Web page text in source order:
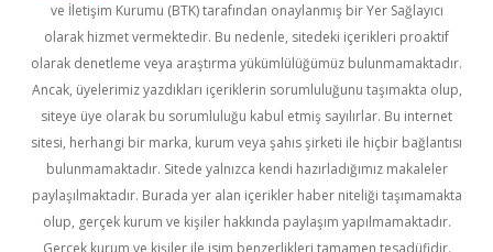
ve İletişim Kurumu (BTK) tarafından onaylanmış bir Yer Sağlayıcı
olarak hizmet vermektedir. Bu nedenle, sitedeki içerikleri proaktif
olarak denetleme veya araştırma yükümlülüğümüz bulunmamaktadır.
Ancak, üyelerimiz yazdıkları içeriklerin sorumluluğunu taşımakta olup,
siteye üye olarak bu sorumluluğu kabul etmiş sayılırlar. Bu internet
sitesi, herhangi bir marka, kurum veya şahıs şirketi ile hiçbir bağlantısı
bulunmamaktadır. Sitede yalnızca kendi hazırladığımız makaleler
paylaşılmaktadır. Burada yer alan içerikler haber niteliği taşımamakta
olup, gerçek kurum ve kişiler hakkında paylaşım yapılmamaktadır.
Gerçek kurum ve kişiler ile isim benzerlikleri tamamen tesadüfidir.